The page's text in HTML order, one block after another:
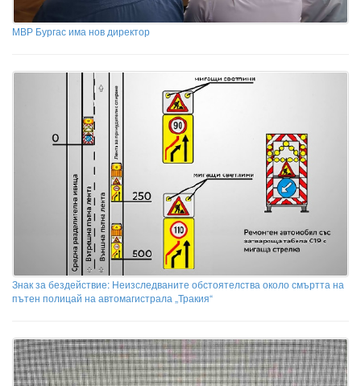
МВР Бургас има нов директор
Знак за бездействие: Неизследваните обстоятелства около смъртта на
пътен полицай на автомагистрала „Тракия“